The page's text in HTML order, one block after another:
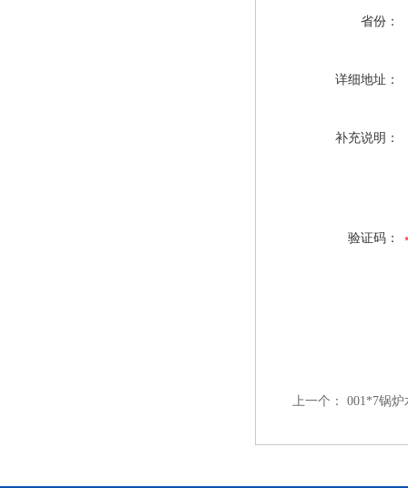
省份：
详细地址：
补充说明：
验证码：
上一个： 001*7锅